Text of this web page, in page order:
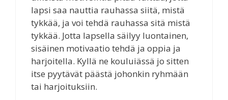
lapsi saa nauttia rauhassa siitä, mistä
tykkää, ja voi tehdä rauhassa sitä mistä
tykkää. Jotta lapsella säilyy luontainen,
sisäinen motivaatio tehdä ja oppia ja
harjoitella. Kyllä ne kouluiässä jo sitten
itse pyytävät päästä johonkin ryhmään
tai harjoituksiin.